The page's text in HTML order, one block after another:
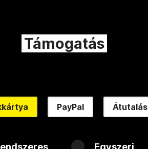
Támogatás
PayPal Átutalás
Egyszeri